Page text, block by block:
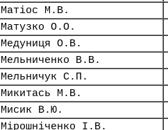
Матіос М.В.
Матузко О.О.
Медуниця О.В.
Мельниченко В.В.
Мельничук С.П.
Микитась М.В.
Мисик В.Ю.
Мірошніченко І.В.